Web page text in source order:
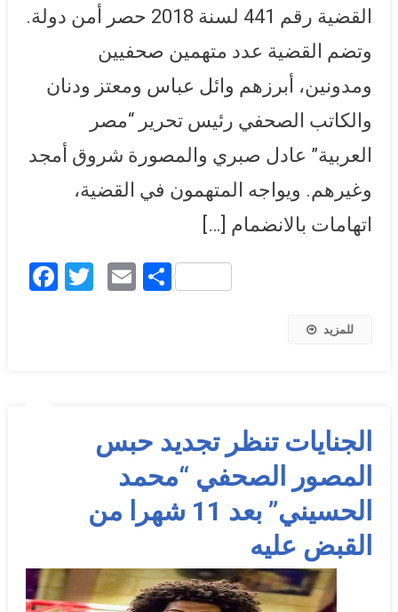
القضية رقم 441 لسنة 2018 حصر أمن دولة.
وتضم القضية عدد متهمين صحفيين
ومدونين، أبرزهم وائل عباس ومعتز ودنان
والكاتب الصحفي رئيس تحرير “مصر
العربية” عادل صبري والمصورة شروق أمجد
وغيرهم. ويواجه المتهمون في القضية،
اتهامات بالانضمام […]
Facebook
Twitter
EmailShare
للمزيد
الجنايات تنظر تجديد حبس
المصور الصحفي “محمد
الحسيني” بعد 11 شهرا من
القبض عليه